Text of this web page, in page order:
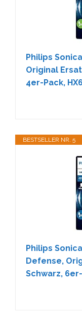
Philips
Original
4er-Pack,
BESTSELLER NR. 5
Philips
Defense,
Schwarz,